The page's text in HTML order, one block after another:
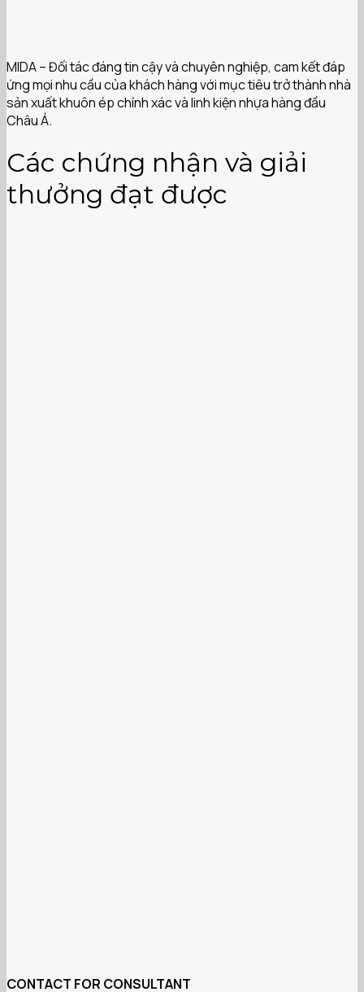
MIDA – Đối tác đáng tin cậy và chuyên nghiệp, cam kết đáp
ứng mọi nhu cầu của khách hàng với mục tiêu trở thành nhà
sản xuất khuôn ép chính xác và linh kiện nhựa hàng đầu
Châu Á.
Các chứng nhận và giải
thưởng đạt được
CONTACT FOR CONSULTANT